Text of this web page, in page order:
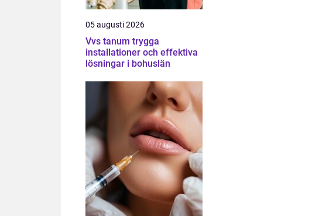
05 augusti 2026
Vvs tanum trygga
installationer och effektiva
lösningar i bohuslän